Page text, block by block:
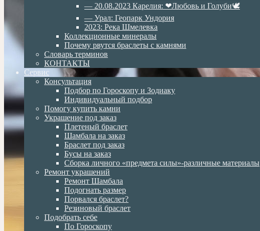
— 20.08.2023 Карелия: ❤Любовь и Голуби🕊
— Урал: Геопарк Ундория
2023: Река Шмелевка
Коллекционные минералы
Почему рвутся браслеты с камнями
Словарь терминов
КОНТАКТЫ
Сервис
Консультация
Подбор по Гороскопу и Зодиаку
Индивидуальный подбор
Помогу купить камни
Украшение под заказ
Плетеный браслет
Шамбала на заказ
Браслет под заказ
Бусы на заказ
Сборка личного «предмета силы»-различные материалы
Ремонт украшений
Ремонт Шамбала
Подогнать размер
Порвался браслет?
Резиновый браслет
Подобрать себе
По Гороскопу